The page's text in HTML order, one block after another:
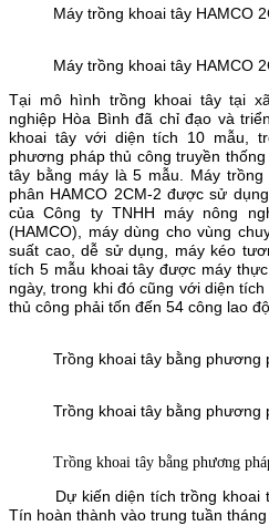
Máy trồng khoai tây HAMCO
Máy trồng khoai tây HAMCO
Tại mô hình trồng khoai tây tại
nghiệp Hòa Bình đã chỉ đạo và
khoai tây với diện tích 10 mẫu,
phương pháp thủ công truyền
tây bằng máy là 5 mẫu. Máy
phân HAMCO 2CM-2 được sử
của Công ty TNHH máy nông
(HAMCO), máy dùng cho vùng
suất cao, dễ sử dụng, máy kéo
tích 5 mẫu khoai tây được máy
ngày, trong khi đó cũng với diện
thủ công phải tốn đến 54 công lao
Trồng khoai tây bằng phương
Trồng khoai tây bằng phương
Trồng khoai tây bằng phương
Dự kiến diện tích trồng khoai
Tín hoàn thành vào trung tuần tháng